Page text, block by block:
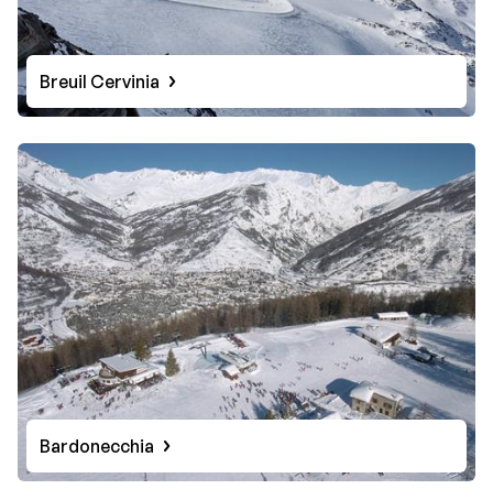
Breuil Cervinia
Bardonecchia